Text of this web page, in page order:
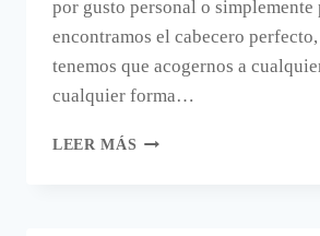
por gusto personal o simplemente
encontramos el cabecero
tenemos que acogernos a
cualquier forma…
LEER MÁS CABECEROS